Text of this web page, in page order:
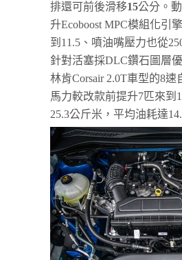
排還可前後滑移15公分。
升Ecoboost MPC模組化引
到11.5、噴油嘴壓力也從
針對活塞採DLC鑽石圖層
林肯Corsair 2.0T車型的8
馬力較改款前提升7匹來到
25.3公斤米，平均油耗達